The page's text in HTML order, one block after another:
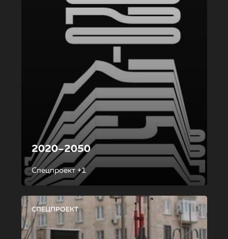
2020–2050
Спецпроект +1
СПЕЦПРОЕКТ